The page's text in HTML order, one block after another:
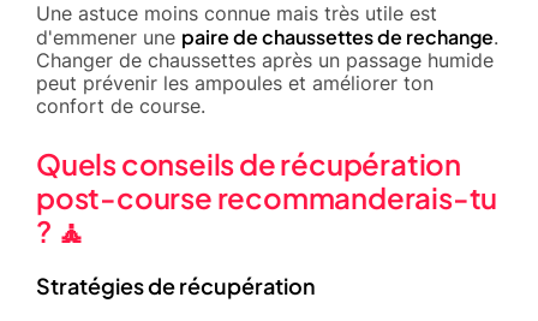
Une astuce moins connue mais très utile est
d'emmener une paire de chaussettes de rechange.
Changer de chaussettes après un passage humide
peut prévenir les ampoules et améliorer ton
confort de course.
Quels conseils de récupération
post-course recommanderais-tu
? 🧘
Stratégies de récupération